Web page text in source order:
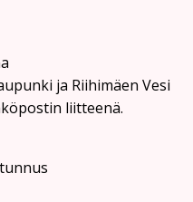
ja Riihimäen Vesi
liitteenä.